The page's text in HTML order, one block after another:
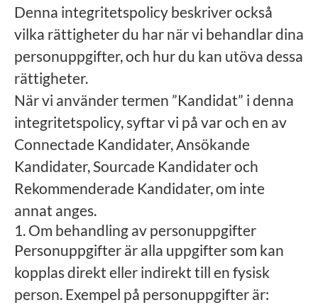
Denna integritetspolicy beskriver också
vilka rättigheter du har när vi behandlar dina
personuppgifter, och hur du kan utöva dessa
rättigheter.
När vi använder termen ”Kandidat” i denna
integritetspolicy, syftar vi på var och en av
Connectade Kandidater, Ansökande
Kandidater, Sourcade Kandidater och
Rekommenderade Kandidater, om inte
annat anges.
1. Om behandling av personuppgifter
Personuppgifter är alla uppgifter som kan
kopplas direkt eller indirekt till en fysisk
person. Exempel på personuppgifter är: